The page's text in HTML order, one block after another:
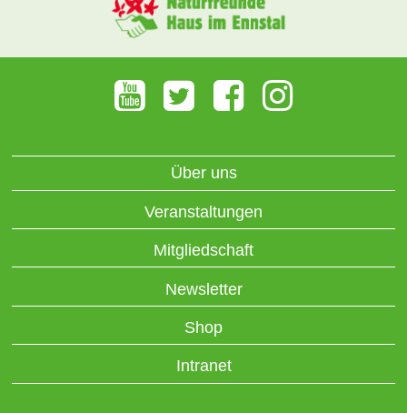
Über uns
Veranstaltungen
Mitgliedschaft
Newsletter
Shop
Intranet